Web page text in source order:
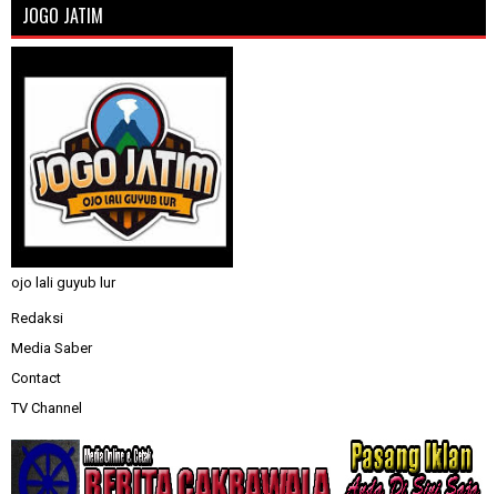
JOGO JATIM
ojo lali guyub lur
Redaksi
Media Saber
Contact
TV Channel